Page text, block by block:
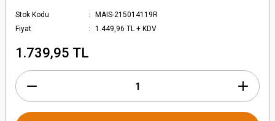
Stok Kodu
MAIS-215014119R
Fiyat
1.449,96 TL + KDV
1.739,95 TL